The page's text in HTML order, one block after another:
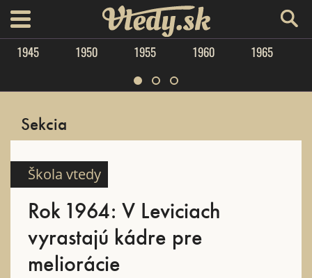
menu Vtedy.sk
1945 1950 1955 1960 1965
Sekcia
Škola vtedy
Rok 1964: V Leviciach
vyrastajú kádre pre
meliorácie